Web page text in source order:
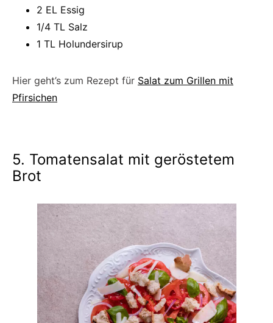
2 EL Essig
1/4 TL Salz
1 TL Holundersirup
Hier geht’s zum Rezept für Salat zum Grillen mit
Pfirsichen
5. Tomatensalat mit geröstetem
Brot